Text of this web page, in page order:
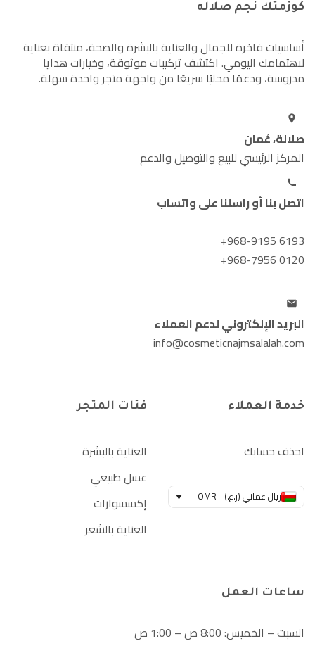
كوزمتك نجم صلاله
أساسيات فاخرة للجمال والعناية بالبشرة والصحة، منتقاة بعناية
لاهتمامك اليومي. اكتشف تركيبات موثوقة، وخيارات هدايا
مدروسة، ودعمًا محليًا سريعًا من واجهة متجر واحدة سهلة.
صلالة، عُمان
المركز الرئيسي للبيع والتوصيل والدعم
اتصل بنا أو راسلنا على واتساب
+968-9195 6193
+968-7956 0120
البريد الإلكتروني لدعم العملاء
info@cosmeticnajmsalalah.com
خدمة العملاء
احذف حسابك
ريال عماني (ر.ع.) - OMR
فئات المتجر
العناية بالبشرة
عسل طبيعي
إكسسوارات
العناية بالشعر
ساعات العمل
السبت – الخميس: 8:00 ص – 1:00 ص